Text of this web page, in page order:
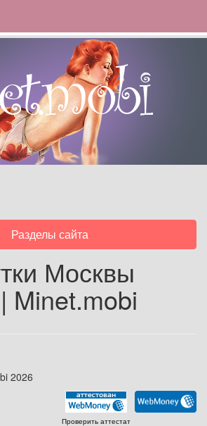
Toggle
navigation
Разделы сайта
Москвы
Minet.mobi
2026
Проверить аттестат